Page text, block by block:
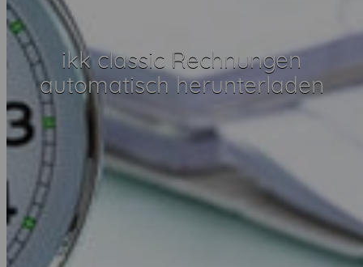
ikk classic Rechnungen
automatisch herunterladen